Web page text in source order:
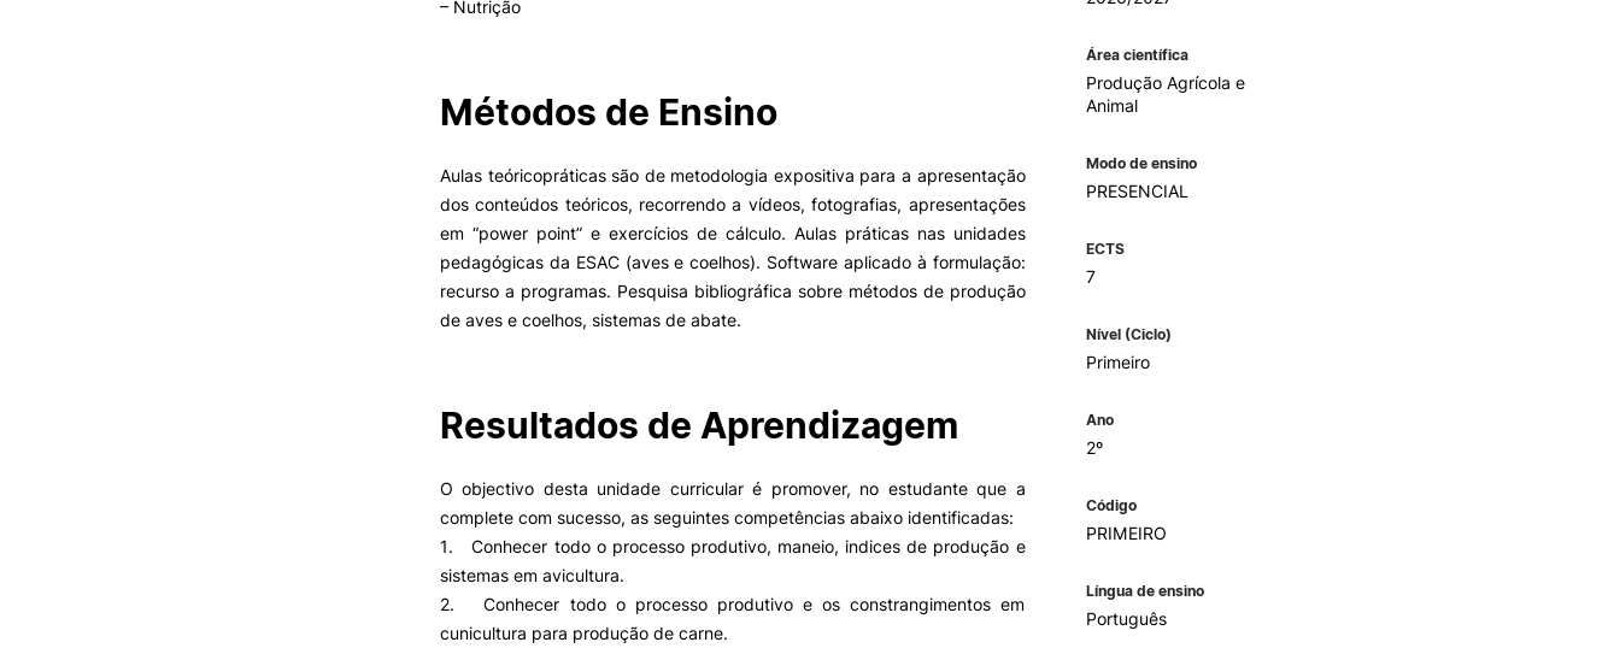
Oliveira do Hospital
Associações de Estudantes
Vida Académica
INOPOL Academia de
Empreendedorismo
i2A - Instituto de Investigação
Aplicada
Produção Científica
Coimbra iTEC
Gabinete de Apoio ao Estudante
– GAE
Apoios Sociais Diretos
Alojamento
Alimentação
ALUMNI
Missão e objetivos
com Alumni”
Cartão Alumni
PROJETOS PRR
Impulso Jovens STEAM e
Impulso Adultos
Alojamento
Eficiência Energética
MAGAZINE
Oferta Formativa
Pesquisa
– Nutrição
Métodos de Ensino
Aulas teórico­práticas são de metodologia expositiva para a apresentação
dos conteúdos teóricos, recorrendo a vídeos, fotografias, apresentações
em “power point” e exercícios de cálculo. Aulas práticas nas unidades
pedagógicas da ESAC (aves e coelhos). Software aplicado à formulação:
recurso a programas. Pesquisa bibliográfica sobre métodos de produção
de aves e coelhos, sistemas de abate.
Resultados de Aprendizagem
O objectivo desta unidade curricular é promover, no estudante que a
complete com sucesso, as seguintes competências abaixo identificadas:
1. Conhecer todo o processo produtivo, maneio, indices de produção e
sistemas em avicultura.
2. Conhecer todo o processo produtivo e os constrangimentos em
cunicultura para produção de carne.
Área científica
Produção Agrícola e
Animal
Modo de ensino
PRESENCIAL
ECTS
7
Nível (Ciclo)
Primeiro
Ano
2º
Código
PRIMEIRO
Língua de ensino
Português